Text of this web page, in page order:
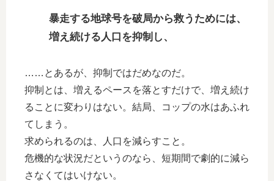
暴走する地球号を破局から救うためには、
増え続ける人口を抑制し、
……とあるが、抑制ではだめなのだ。
抑制とは、増えるペースを落とすだけで、増え続け
ることに変わりはない。結局、コップの水はあふれ
てしまう。
求められるのは、人口を減らすこと。
危機的な状況だというのなら、短期間で劇的に減ら
さなくてはいけない。